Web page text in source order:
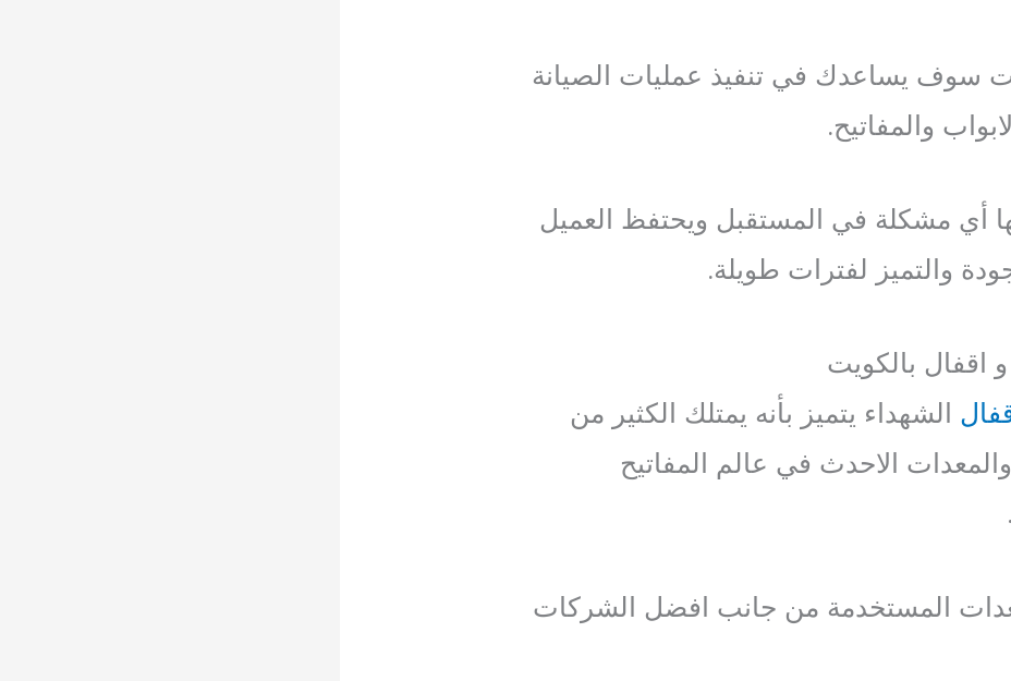
سوف يساعدك في تنفيذ عمليات الصيانة
والمفاتيح.
أي مشكلة في المستقبل ويحتفظ العميل
والتميز لفترات طويلة.
اقفال بالكويت
الشهداء يتميز بأنه يمتلك الكثير من
والمعدات الاحدث في عالم المفاتيح
المستخدمة من جانب افضل الشركات